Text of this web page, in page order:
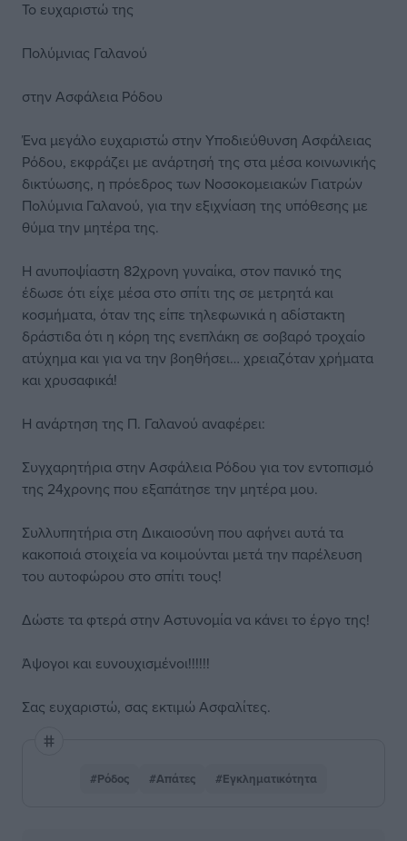
Το ευχαριστώ της
Πολύμνιας Γαλανού
στην Ασφάλεια Ρόδου
Ένα μεγάλο ευχαριστώ στην Υποδιεύθυνση Ασφάλειας
Ρόδου, εκφράζει με ανάρτησή της στα μέσα κοινωνικής
δικτύωσης, η πρόεδρος των Νοσοκομειακών Γιατρών
Πολύμνια Γαλανού, για την εξιχνίαση της υπόθεσης με
θύμα την μητέρα της.
Η ανυποψίαστη 82χρονη γυναίκα, στον πανικό της
έδωσε ότι είχε μέσα στο σπίτι της σε μετρητά και
κοσμήματα, όταν της είπε τηλεφωνικά η αδίστακτη
δράστιδα ότι η κόρη της ενεπλάκη σε σοβαρό τροχαίο
ατύχημα και για να την βοηθήσει… χρειαζόταν χρήματα
και χρυσαφικά!
Η ανάρτηση της Π. Γαλανού αναφέρει:
Συγχαρητήρια στην Ασφάλεια Ρόδου για τον εντοπισμό
της 24χρονης που εξαπάτησε την μητέρα μου.
Συλλυπητήρια στη Δικαιοσύνη που αφήνει αυτά τα
κακοποιά στοιχεία να κοιμούνται μετά την παρέλευση
του αυτοφώρου στο σπίτι τους!
Δώστε τα φτερά στην Αστυνομία να κάνει το έργο της!
Άψογοι και ευνουχισμένοι!!!!!!
Σας ευχαριστώ, σας εκτιμώ Ασφαλίτες.
#Ρόδος #Απάτες #Εγκληματικότητα